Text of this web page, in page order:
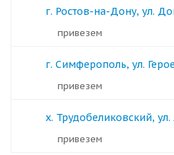
г. Ростов-на-Дону, ул.
Привезем
г. Симферополь, ул.
Привезем
х. Трудобеликовский,
Привезем